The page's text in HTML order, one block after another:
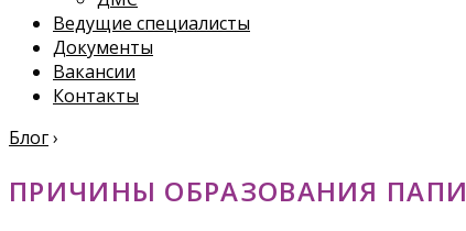
Ведущие специалисты
Документы
Вакансии
Контакты
Блог›
ПРИЧИНЫ ОБРАЗОВАНИЯ